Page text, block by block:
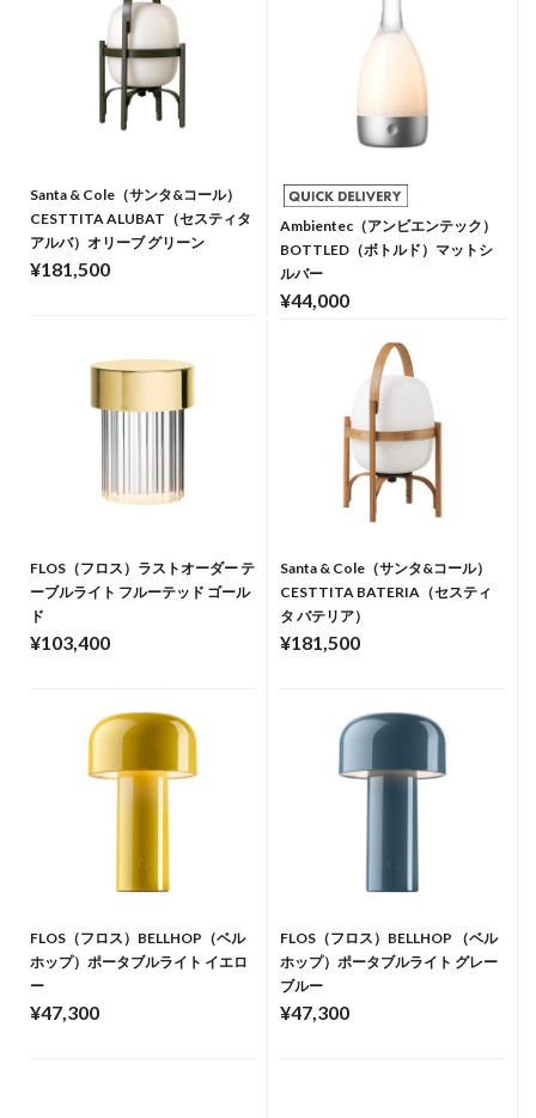
Santa & Cole（サンタ&コール）
CESTTITA ALUBAT（セスティタ
アルバ）オリーブ グリーン
¥181,500
Ambientec（アンビエンテック）
BOTTLED（ボトルド）マットシ
ルバー
¥44,000
FLOS（フロス）ラストオーダー テ
ーブルライト フルーテッド ゴール
ド
¥103,400
Santa & Cole（サンタ&コール）
CESTTITA BATERIA（セスティ
タ バテリア）
¥181,500
FLOS（フロス）BELLHOP（ベル
ホップ）ポータブルライト イエロ
ー
¥47,300
FLOS（フロス）BELLHOP （ベル
ホップ）ポータブルライト グレー
ブルー
¥47,300